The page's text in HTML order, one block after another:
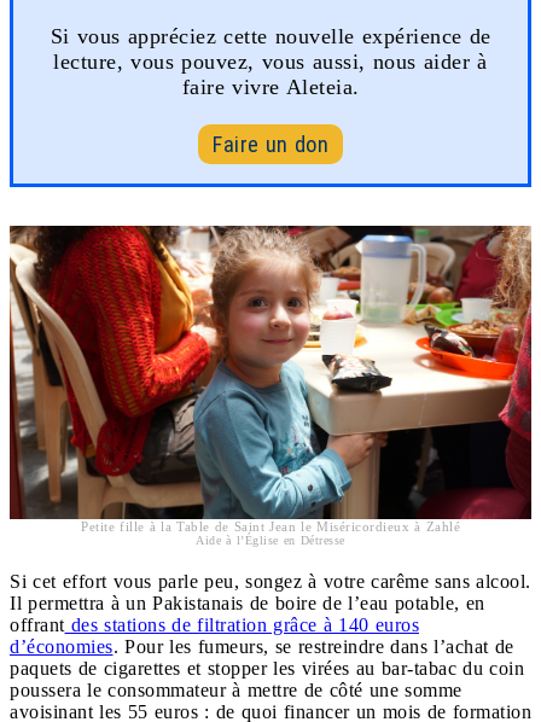
Si vous appréciez cette nouvelle expérience de
lecture, vous pouvez, vous aussi, nous aider à
faire vivre Aleteia.
Faire un don
Petite fille à la Table de Saint Jean le Miséricordieux à Zahlé
Aide à l’Église en Détresse
Si cet effort vous parle peu, songez à votre carême sans alcool.
Il permettra à un Pakistanais de boire de l’eau potable, en
offrant des stations de filtration grâce à 140 euros
d’économies. Pour les fumeurs, se restreindre dans l’achat de
paquets de cigarettes et stopper les virées au bar-tabac du coin
poussera le consommateur à mettre de côté une somme
avoisinant les 55 euros : de quoi financer un mois de formation